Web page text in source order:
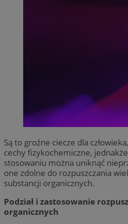
Są to groźne ciecze dla
cechy fizykochemiczne,
stosowaniu można uniknąć
one zdolne do rozpuszczania
substancji organicznych.
Podział i zastosowanie
organicznych